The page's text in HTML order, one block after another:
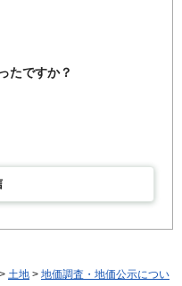
たですか？
> 土地 > 地価調査・地価公示につい